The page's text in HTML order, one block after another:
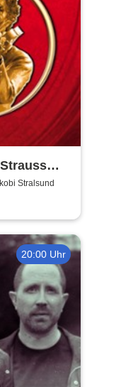
Stralsund
20:00 Uhr